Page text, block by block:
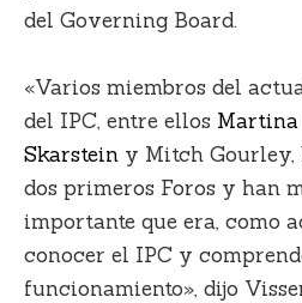
del Governing Board.
«Varios miembros del
del IPC, entre ellos
Skarstein y Mitch Gourley,
dos primeros Foros y han
importante que era, como
conocer el IPC y
funcionamiento», dijo